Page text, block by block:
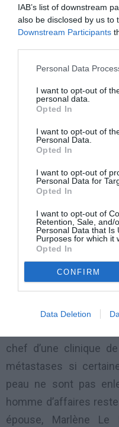
IAB’s list of downstream
also be disclosed by us to
Downstream Participants
Personal Data
I want to opt-out of
personal data.
Opted In
I want to opt-out of
Personal Data.
Opted In
I want to opt-out of
Personal Data for
Opted In
I want to opt-out of
Retention, Sale, and/
Personal Data that Is
Purposes for which it
Opted In
CONFIRM
Data Deletion
Après sa libération,
d’un cancer de la
Dès la fin de sa
en liberté pour raisons
Les avocats reviennent
Ils soumettent des
dermatologue de
togolaises et au
étrangères une
Le Floch-Prigent
chef d’une clinique
métastases si
peau ne sont pas
homme d’affaires
épouse, Marlène Le